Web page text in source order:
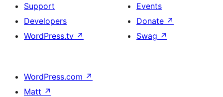
Support
Developers
WordPress.tv ↗
Events
Donate ↗
Swag ↗
WordPress.com ↗
Matt ↗